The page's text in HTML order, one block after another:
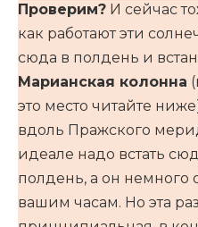
Проверим? И сейчас
как работают эти
сюда в полдень и
Марианская колонна
это место читайте
вдоль Пражского
идеале надо встать
полдень, а он немного
вашим часам. Но эта